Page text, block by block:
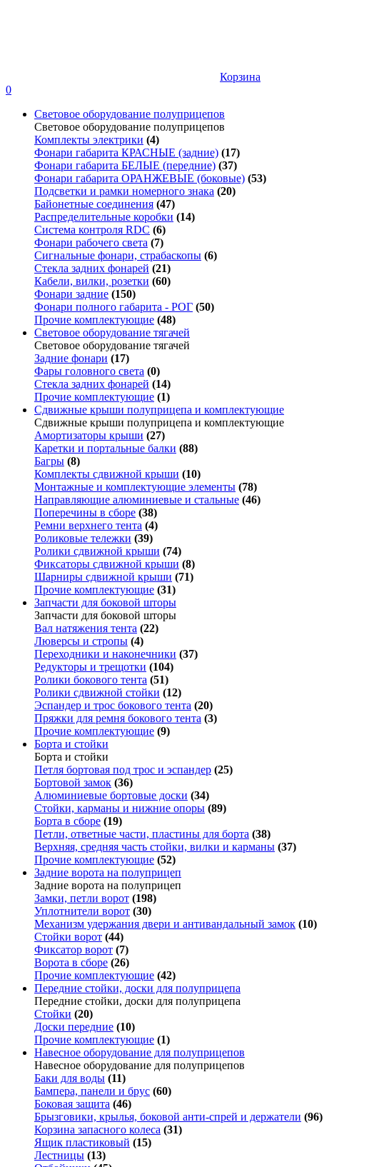
Корзина
0
Световое оборудование полуприцепов
Световое оборудование полуприцепов
Комплекты электрики (4)
Фонари габарита КРАСНЫЕ (задние) (17)
Фонари габарита БЕЛЫЕ (передние) (37)
Фонари габарита ОРАНЖЕВЫЕ (боковые) (53)
Подсветки и рамки номерного знака (20)
Байонетные соединения (47)
Распределительные коробки (14)
Система контроля RDC (6)
Фонари рабочего света (7)
Сигнальные фонари, страбаскопы (6)
Стекла задних фонарей (21)
Кабели, вилки, розетки (60)
Фонари задние (150)
Фонари полного габарита - РОГ (50)
Прочие комплектующие (48)
Световое оборудование тягачей
Световое оборудование тягачей
Задние фонари (17)
Фары головного света (0)
Стекла задних фонарей (14)
Прочие комплектующие (1)
Сдвижные крыши полуприцепа и комплектующие
Сдвижные крыши полуприцепа и комплектующие
Амортизаторы крыши (27)
Каретки и портальные балки (88)
Багры (8)
Комплекты сдвижной крыши (10)
Монтажные и комплектующие элементы (78)
Направляющие алюминиевые и стальные (46)
Поперечины в сборе (38)
Ремни верхнего тента (4)
Роликовые тележки (39)
Ролики сдвижной крыши (74)
Фиксаторы сдвижной крыши (8)
Шарниры сдвижной крыши (71)
Прочие комплектующие (31)
Запчасти для боковой шторы
Запчасти для боковой шторы
Вал натяжения тента (22)
Люверсы и стропы (4)
Переходники и наконечники (37)
Редукторы и трещотки (104)
Ролики бокового тента (51)
Ролики сдвижной стойки (12)
Эспандер и трос бокового тента (20)
Пряжки для ремня бокового тента (3)
Прочие комплектующие (9)
Борта и стойки
Борта и стойки
Петля бортовая под трос и эспандер (25)
Бортовой замок (36)
Алюминиевые бортовые доски (34)
Стойки, карманы и нижние опоры (89)
Борта в сборе (19)
Петли, ответные части, пластины для борта (38)
Верхняя, средняя часть стойки, вилки и карманы (37)
Прочие комплектующие (52)
Задние ворота на полуприцеп
Задние ворота на полуприцеп
Замки, петли ворот (198)
Уплотнители ворот (30)
Механизм удержания двери и антивандальный замок (10)
Стойки ворот (44)
Фиксатор ворот (7)
Ворота в сборе (26)
Прочие комплектующие (42)
Передние стойки, доски для полуприцепа
Передние стойки, доски для полуприцепа
Стойки (20)
Доски передние (10)
Прочие комплектующие (1)
Навесное оборудование для полуприцепов
Навесное оборудование для полуприцепов
Баки для воды (11)
Бампера, панели и брус (60)
Боковая защита (46)
Брызговики, крылья, боковой анти-спрей и держатели (96)
Корзина запасного колеса (31)
Ящик пластиковый (15)
Лестницы (13)